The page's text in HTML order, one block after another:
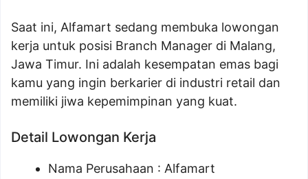
Saat ini, Alfamart sedang membuka lowongan
kerja untuk posisi Branch Manager di Malang,
Jawa Timur. Ini adalah kesempatan emas bagi
kamu yang ingin berkarier di industri retail dan
memiliki jiwa kepemimpinan yang kuat.
Detail Lowongan Kerja
Nama Perusahaan : Alfamart